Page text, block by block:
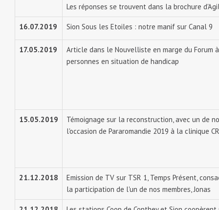
Les réponses se trouvent dans la brochure
16.07.2019 Sion Sous les Etoiles : notre manif sur Canal 9
17.05.2019
Article dans le Nouvelliste en marge du Forum
personnes en situation de handicap
15.05.2019
Témoignage sur la reconstruction, avec un de
l'occasion de Pararomandie 2019 à la clinique
21.12.2018
Emission de TV sur TSR 1, Temps Présent,
la participation de l'un de nos membres, Jonas